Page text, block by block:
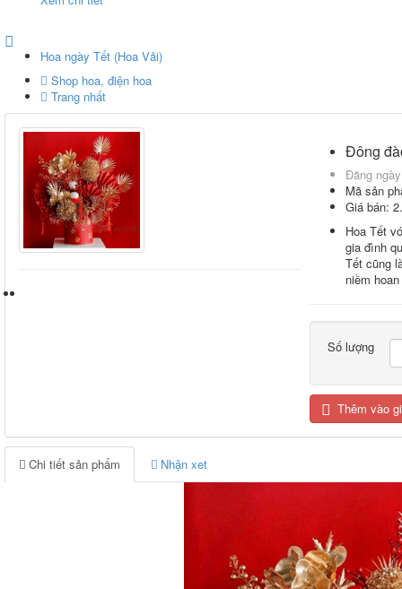
Hoa ngày Tết (Hoa Vải)
Shop hoa, điện hoa
Trang nhất
Đông
Đăng
Mã sản
Giá bán:
Hoa Tết
gia đình
Tết cũng
niềm
Số lượng
Thêm vào
Chi tiết sản phẩm Nhận xet